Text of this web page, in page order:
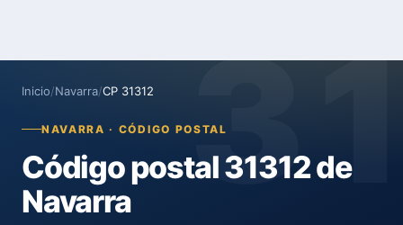
Inicio/Navarra/CP 31312
NAVARRA · CÓDIGO POSTAL
Código postal 31312 de
Navarra